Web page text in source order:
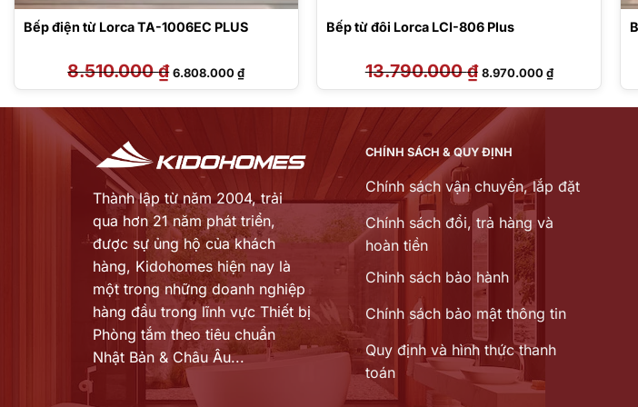
Bếp điện từ Lorca TA-1006EC PLUS
8.510.000₫ Giá
gốc
là:
6.808.000₫Giá
hiện
tại
6.808.000 ₫.
Bếp từ đôi Lorca LCI-806 Plus
13.790.000₫ Giá
gốc
là:
8.970.000₫Giá
hiện
tại
8.970.000 ₫.
₫.
Thành lập từ năm 2004, trải
qua hơn 21 năm phát triển,
được sự ủng hộ của khách
hàng, Kidohomes hiện nay là
một trong những doanh nghiệp
hàng đầu trong lĩnh vực Thiết bị
Phòng tắm theo tiêu chuẩn
Nhật Bản & Châu Âu...
CHÍNH SÁCH & QUY ĐỊNH
Chính sách vận chuyển, lắp đặt
Chính sách đổi, trả hàng và
hoàn tiền
Chinh sách bảo hành
Chính sách bảo mật thông tin
Quy định và hình thức thanh
toán